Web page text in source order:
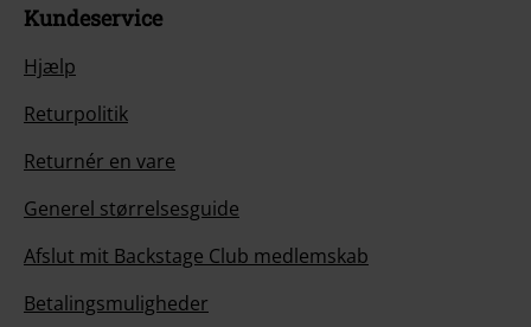
Kundeservice
Hjælp
Returpolitik
Returnér en vare
Generel størrelsesguide
Afslut mit Backstage Club medlemskab
Betalingsmuligheder